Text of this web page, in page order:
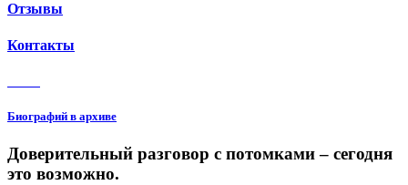
Отзывы
Контакты
Биографий в архиве
Доверительный разговор с потомками – сегодня
это возможно.